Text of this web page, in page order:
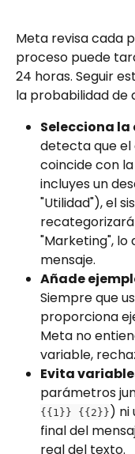
Meta revisa cada
proceso puede
24 horas. Seguir
la probabilidad de
Selecciona
detecta que el
coincide con
incluyes un
"Utilidad"), el
"Marketing",
mensaje.
Añade
Siempre que
proporciona
Meta no
variable,
Evita
parámetros
{{1}} {{2}} ) ni
final del
real del texto.